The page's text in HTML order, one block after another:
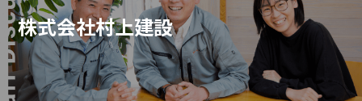
株式会社村上建設